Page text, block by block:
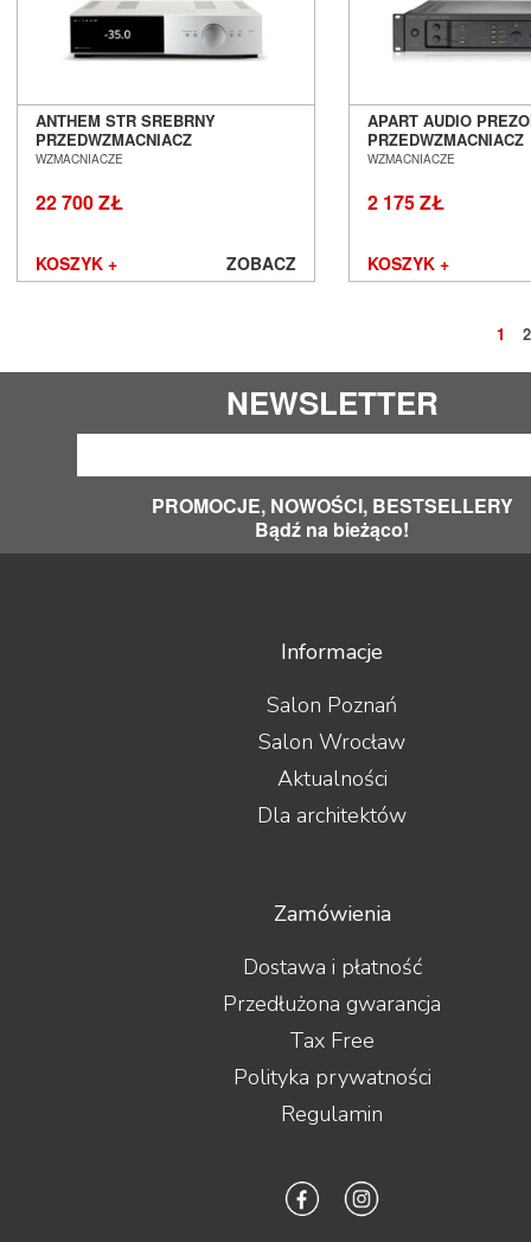
ANTHEM STR SREBRNY
PRZEDWZMACNIACZ
STEREOFONICZNY SALON
WZMACNIACZE
22 700 ZŁ
KOSZYK + ZOBACZ
APART AUDIO
PRZEDWZMACNIACZ
STEREOFONICZNY
WZMACNIACZE
2 175 ZŁ
KOSZYK +
1 2
NEWSLETTER
PROMOCJE, NOWOŚCI, BESTSELLERY
Bądź na bieżąco!
Informacje
Salon Poznań
Salon Wrocław
Aktualności
Dla architektów
Zamówienia
Dostawa i płatność
Przedłużona gwarancja
Tax Free
Polityka prywatności
Regulamin